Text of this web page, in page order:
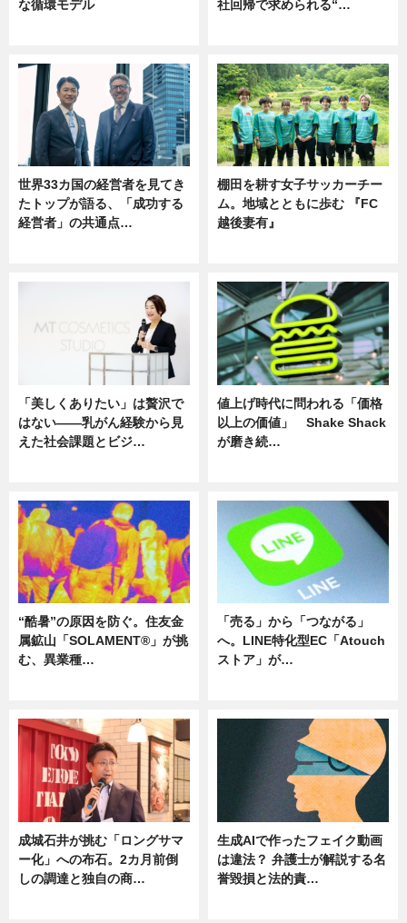
な循環モデル 社回帰で求められる“…
世界33カ国の経営者を見てき
たトップが語る、「成功する
経営者」の共通点…
棚田を耕す女子サッカーチー
ム。地域とともに歩む 『FC
越後妻有』
「美しくありたい」は贅沢で
はない――乳がん経験から見
えた社会課題とビジ…
値上げ時代に問われる「価格
以上の価値」 Shake Shack
が磨き続…
“酷暑”の原因を防ぐ。住友金
属鉱山「SOLAMENT®」が挑
む、異業種…
「売る」から「つながる」
へ。LINE特化型EC「Atouch
ストア」が…
成城石井が挑む「ロングサマ
ー化」への布石。2カ月前倒
しの調達と独自の商…
生成AIで作ったフェイク動画
は違法？ 弁護士が解説する名
誉毀損と法的責…